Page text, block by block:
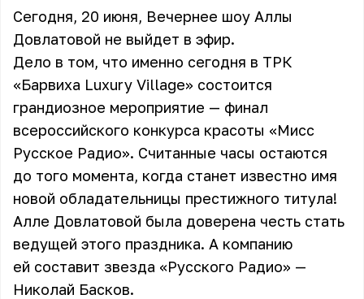
Сегодня, 20 июня, Вечернее шоу Аллы
Довлатовой не выйдет в эфир.
Дело в том, что именно сегодня в ТРК
«Барвиха Luxury Village» состоится
грандиозное мероприятие — финал
всероссийского конкурса красоты «Мисс
Русское Радио». Считанные часы остаются
до того момента, когда станет известно имя
новой обладательницы престижного титула!
Алле Довлатовой была доверена честь стать
ведущей этого праздника. А компанию
ей составит звезда «Русского Радио» —
Николай Басков.